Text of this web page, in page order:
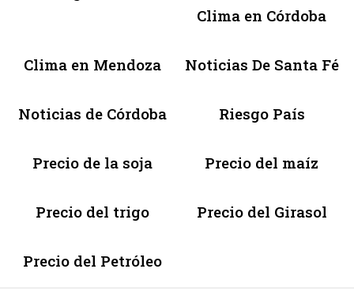
Clima en Córdoba
Clima en Mendoza Noticias De Santa Fé
Noticias de Córdoba Riesgo País
Precio de la soja Precio del maíz
Precio del trigo Precio del Girasol
Precio del Petróleo